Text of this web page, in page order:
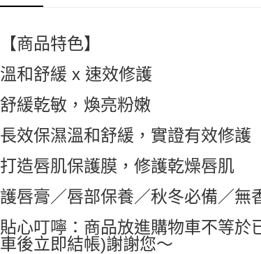
【商品特色】
溫和舒緩 x 速效修護
舒緩乾敏，煥亮粉嫩
長效保濕溫和舒緩，實證有效修護
打造唇肌保護膜，修護乾燥唇肌
護唇膏／唇部保養／秋冬必備／無
貼心叮嚀：商品放進購物車不等
車後立即結帳)謝謝您～